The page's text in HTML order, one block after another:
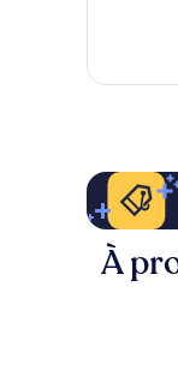
À